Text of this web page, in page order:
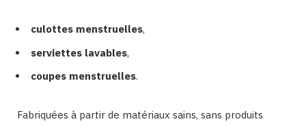
culottes menstruelles,
serviettes lavables,
coupes menstruelles.
Fabriquées à partir de matériaux sains, sans produits